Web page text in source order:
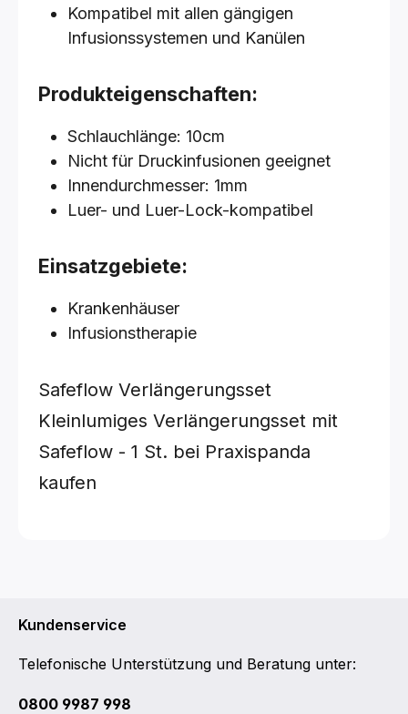
Kompatibel mit allen gängigen
Infusionssystemen und Kanülen
Produkteigenschaften:
Schlauchlänge: 10cm
Nicht für Druckinfusionen geeignet
Innendurchmesser: 1mm
Luer- und Luer-Lock-kompatibel
Einsatzgebiete:
Krankenhäuser
Infusionstherapie
Safeflow Verlängerungsset
Kleinlumiges Verlängerungsset mit
Safeflow - 1 St. bei Praxispanda
kaufen
Kundenservice
Telefonische Unterstützung und Beratung unter:
0800 9987 998